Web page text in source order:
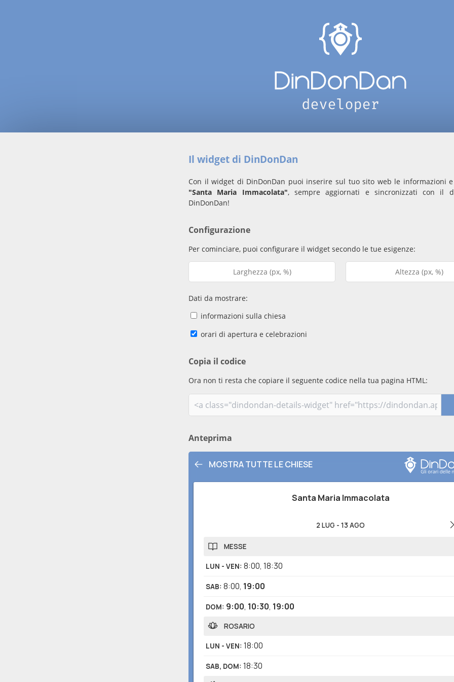
Il widget di DinDonDan
Con il widget di DinDonDan puoi inserire sul tuo sito web le informazioni
"Santa Maria Immacolata", sempre aggiornati e sincronizzati con il
DinDonDan!
Configurazione
Per cominciare, puoi configurare il widget secondo le tue esigenze:
Dati da mostrare:
informazioni sulla chiesa
orari di apertura e celebrazioni
Copia il codice
Ora non ti resta che copiare il seguente codice nella tua pagina HTML:
Anteprima